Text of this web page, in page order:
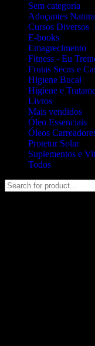
Sem categoria
Adoçantes
Cursos Diversos
E-books
Emagrecimento
Fitness - Eu
Frutas Secas e
Higiene Bucal
Higiene e
Livros
Mais vendidos
Óleo Essenciais
Óleos
Protetor Solar
Suplementos e
Todos